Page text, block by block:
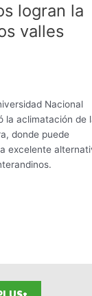
logran la
valles
Nacional
la aclimatación de
donde puede
excelente